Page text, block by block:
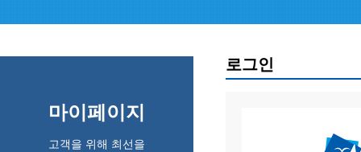
마이페이지
고객을 위해 최선을
로그인